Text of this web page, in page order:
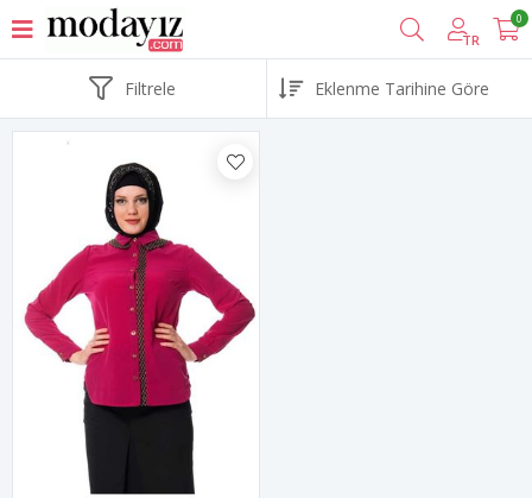
TR
0
Filtrele